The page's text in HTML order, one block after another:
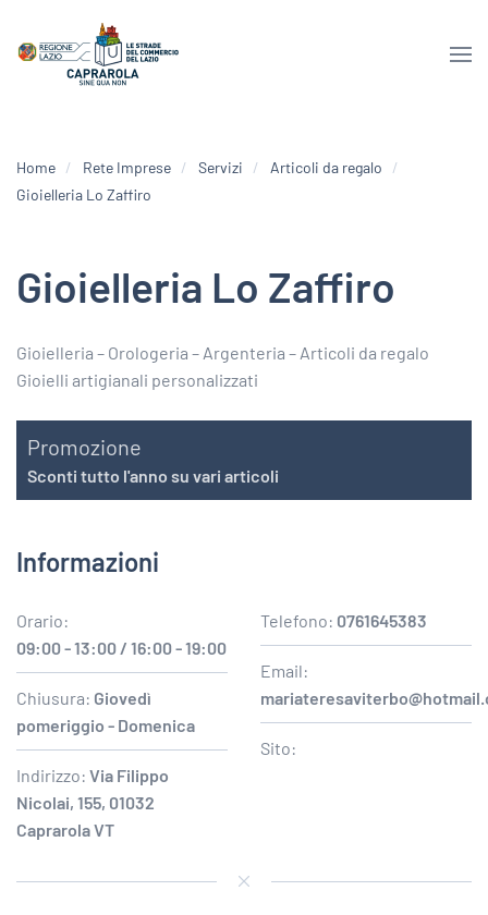
Home Rete Imprese Servizi
Articoli da regalo
Gioielleria Lo Zaffiro
Gioielleria Lo Zaffiro
Gioielleria – Orologeria – Argenteria – Articoli da regalo
Gioielli artigianali personalizzati
Promozione
Sconti tutto l'anno su vari articoli
Informazioni
Orario:
09:00 - 13:00 / 16:00 - 19:00
Chiusura: Giovedì
pomeriggio - Domenica
Indirizzo: Via Filippo
Nicolai, 155, 01032
Caprarola VT
Telefono: 0761645383
Email:
Sito: